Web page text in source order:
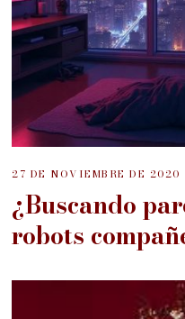
27 DE NOVIEMBRE DE 2020
¿Buscando
robots